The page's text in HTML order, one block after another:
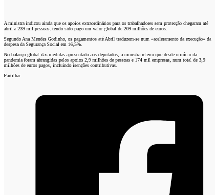
A ministra indicou ainda que os apoios extraordinários para os trabalhadores sem protecção chegaram até
abril a 239 mil pessoas, tendo sido pago um valor global de 209 milhões de euros.
Segundo Ana Mendes Godinho, os pagamentos até Abril traduzem-se num «aceleramento da execução» da
despesa da Segurança Social em 16,5%.
No balanço global das medidas apresentado aos deputados, a ministra referiu que desde o início da
pandemia foram abrangidas pelos apoios 2,9 milhões de pessoas e 174 mil empresas, num total de 3,9
milhões de euros pagos, incluindo isenções contributivas.
Partilhar